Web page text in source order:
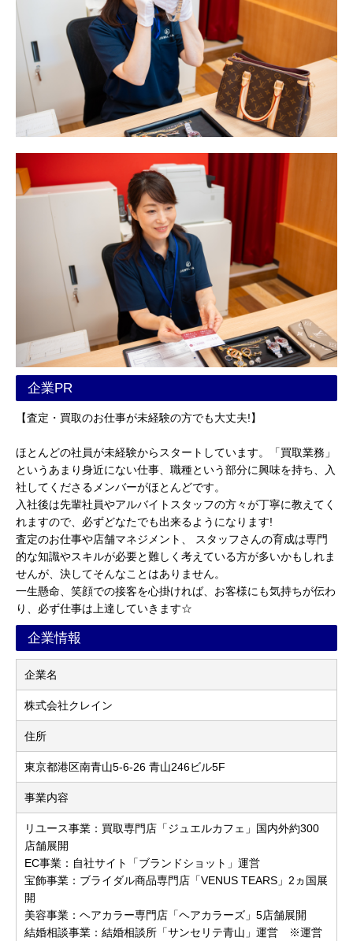
企業PR
【査定・買取のお仕事が未経験の方でも大丈夫!】
ほとんどの社員が未経験からスタートしています。「買取業務」
というあまり身近にない仕事、職種という部分に興味を持ち、入
社してくださるメンバーがほとんどです。
入社後は先輩社員やアルバイトスタッフの方々が丁寧に教えてく
れますので、必ずどなたでも出来るようになります!
査定のお仕事や店舗マネジメント、 スタッフさんの育成は専門
的な知識やスキルが必要と難しく考えている方が多いかもしれま
せんが、決してそんなことはありません。
一生懸命、笑顔での接客を心掛ければ、お客様にも気持ちが伝わ
り、必ず仕事は上達していきます☆
企業情報
企業名
株式会社クレイン
住所
東京都港区南青山5-6-26 青山246ビル5F
事業内容
リユース事業：買取専門店「ジュエルカフェ」国内外約300
店舗展開
EC事業：自社サイト「ブランドショット」運営
宝飾事業：ブライダル商品専門店「VENUS TEARS」2ヵ国展
開
美容事業：ヘアカラー専門店「ヘアカラーズ」5店舗展開
結婚相談事業：結婚相談所「サンセリテ青山」運営 ※運営